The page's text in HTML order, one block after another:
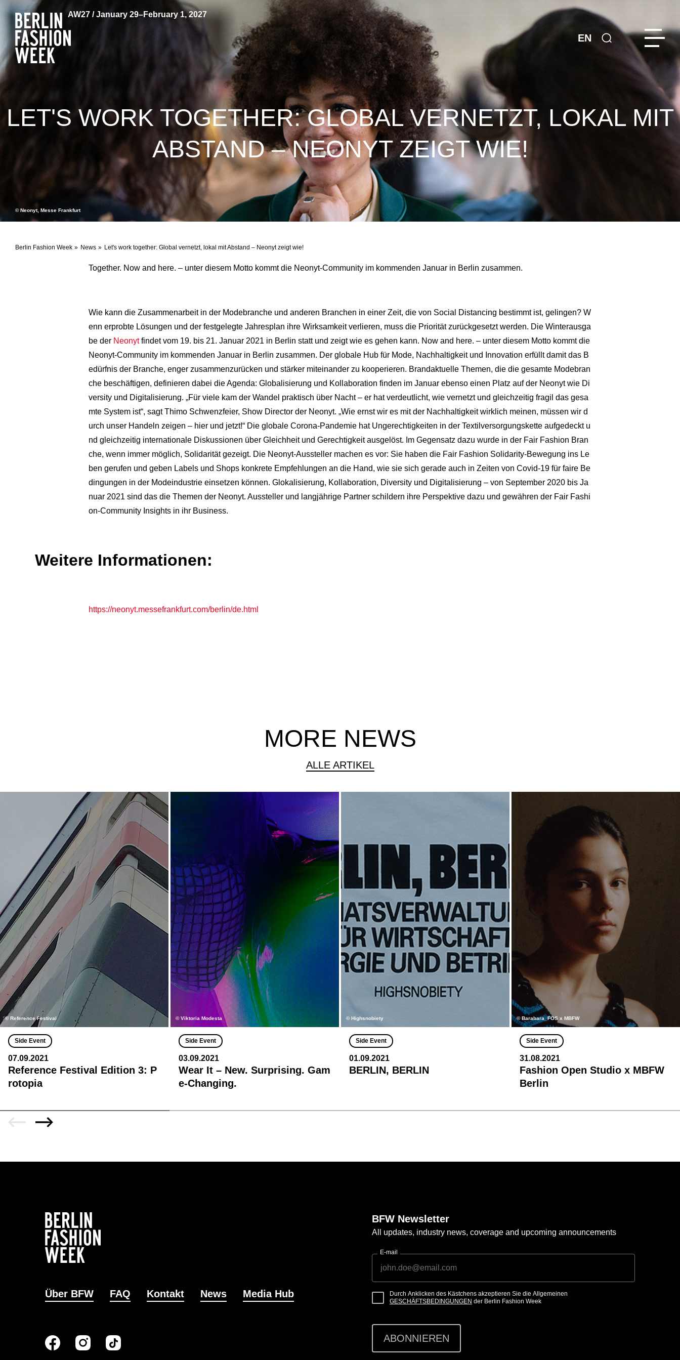
AW27 / January 29–February 1, 2027
EN
Berlin Fashion Week News Let's work together: Global vernetzt, lokal mit Abstand – Neonyt zeigt wie!
LET'S WORK TOGETHER: GLOBAL VERNETZT, LOKAL MIT
ABSTAND – NEONYT ZEIGT WIE!
© Neonyt, Messe Frankfurt
Together. Now and here. – unter diesem Motto kommt die Neonyt-Community im kommenden Januar in Berlin zusammen.
Wie kann die Zusammenarbeit in der Modebranche und anderen Branchen in einer Zeit, die von Social Distancing bestimmt ist, gelingen? W
enn erprobte Lösungen und der festgelegte Jahresplan ihre Wirksamkeit verlieren, muss die Priorität zurückgesetzt werden. Die Winterausga
be der Neonytfindet vom 19. bis 21. Januar 2021 in Berlin statt und zeigt wie es gehen kann. Now and here. – unter diesem Motto kommt die
Neonyt-Community im kommenden Januar in Berlin zusammen. Der globale Hub für Mode, Nachhaltigkeit und Innovation erfüllt damit das B
edürfnis der Branche, enger zusammenzurücken und stärker miteinander zu kooperieren. Brandaktuelle Themen, die die gesamte Modebran
che beschäftigen, definieren dabei die Agenda: Globalisierung und Kollaboration finden im Januar ebenso einen Platz auf der Neonyt wie Di
versity und Digitalisierung. „Für viele kam der Wandel praktisch über Nacht – er hat verdeutlicht, wie vernetzt und gleichzeitig fragil das gesa
mte System ist“, sagt Thimo Schwenzfeier, Show Director der Neonyt. „Wie ernst wir es mit der Nachhaltigkeit wirklich meinen, müssen wir d
urch unser Handeln zeigen – hier und jetzt!“ Die globale Corona-Pandemie hat Ungerechtigkeiten in der Textilversorgungskette aufgedeckt u
nd gleichzeitig internationale Diskussionen über Gleichheit und Gerechtigkeit ausgelöst. Im Gegensatz dazu wurde in der Fair Fashion Bran
che, wenn immer möglich, Solidarität gezeigt. Die Neonyt-Aussteller machen es vor: Sie haben die Fair Fashion Solidarity-Bewegung ins Le
ben gerufen und geben Labels und Shops konkrete Empfehlungen an die Hand, wie sie sich gerade auch in Zeiten von Covid-19 für faire Be
dingungen in der Modeindustrie einsetzen können. Glokalisierung, Kollaboration, Diversity und Digitalisierung – von September 2020 bis Ja
nuar 2021 sind das die Themen der Neonyt. Aussteller und langjährige Partner schildern ihre Perspektive dazu und gewähren der Fair Fashi
on-Community Insights in ihr Business.
Weitere Informationen:
https://neonyt.messefrankfurt.com/berlin/de.html
MORE NEWS
ALLE ARTIKEL
© Reference Festival
Side Event
07.09.2021
Reference Festival Edition 3: P
rotopia
© Viktoria Modesta
Side Event
03.09.2021
Wear It – New. Surprising. Gam
e-Changing.
© Highsnobiety
Side Event
01.09.2021
BERLIN, BERLIN
© Barabara_FOS x MBFW
Side Event
31.08.2021
Fashion Open Studio x MBFW
Berlin
Über BFW FAQ Kontakt News Media Hub
BFW Newsletter
All updates, industry news, coverage and upcoming announcements
E-mail
Durch Anklicken des Kästchens akzeptieren Sie die Allgemeinen
GESCHÄFTSBEDINGUNGEN der Berlin Fashion Week
ABONNIEREN